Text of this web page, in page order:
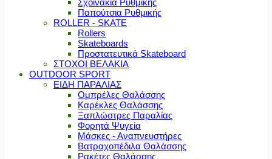
Παπούτσια Ρυθμικής
ROLLER - SKATE
Rollers
Skateboards
Προστατευτικά Skateboard
ΣΤΟΧΟΙ ΒΕΛΑΚΙΑ
OUTDOOR SPORT
ΕΙΔΗ ΠΑΡΑΛΙΑΣ
Ομπρέλες Θαλάσσης
Καρέκλες Θαλάσσης
Ξαπλώστρες Παραλίας
Φορητά Ψυγεία
Μάσκες - Αναπνευστήρες
Βατραχοπέδιλα Θαλάσσης
Ρακέτες Θαλάσσης